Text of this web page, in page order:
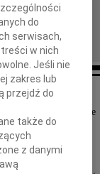
zawiadamiamy,
roku zmarła nagle
do
serwisach,
w nich
Jeśli nie
zakres lub
przejdź do
także do
z danymi